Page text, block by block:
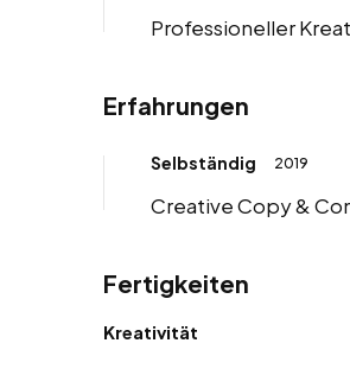
Professioneller
Erfahrungen
Selbständig 2019
Creative Copy &
Fertigkeiten
Kreativität